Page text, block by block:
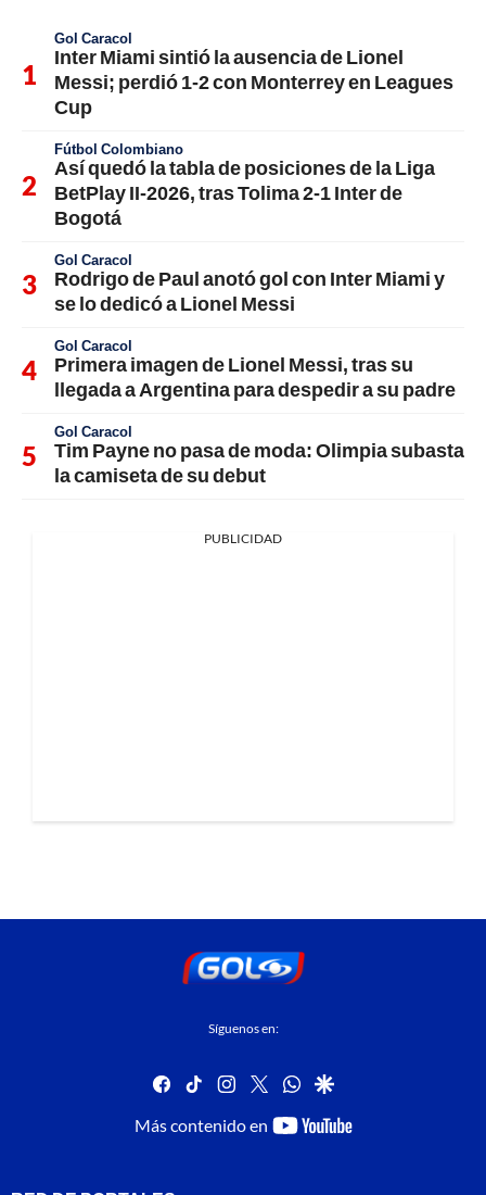
Gol Caracol
Inter Miami sintió la ausencia de Lionel
Messi; perdió 1-2 con Monterrey en Leagues
Cup
Fútbol Colombiano
Así quedó la tabla de posiciones de la Liga
BetPlay II-2026, tras Tolima 2-1 Inter de
Bogotá
Gol Caracol
Rodrigo de Paul anotó gol con Inter Miami y
se lo dedicó a Lionel Messi
Gol Caracol
Primera imagen de Lionel Messi, tras su
llegada a Argentina para despedir a su padre
Gol Caracol
Tim Payne no pasa de moda: Olimpia subasta
la camiseta de su debut
PUBLICIDAD
Síguenos en:
facebook
tiktok instagram
twitterwhatsapp
google
Más contenido en
youtube-